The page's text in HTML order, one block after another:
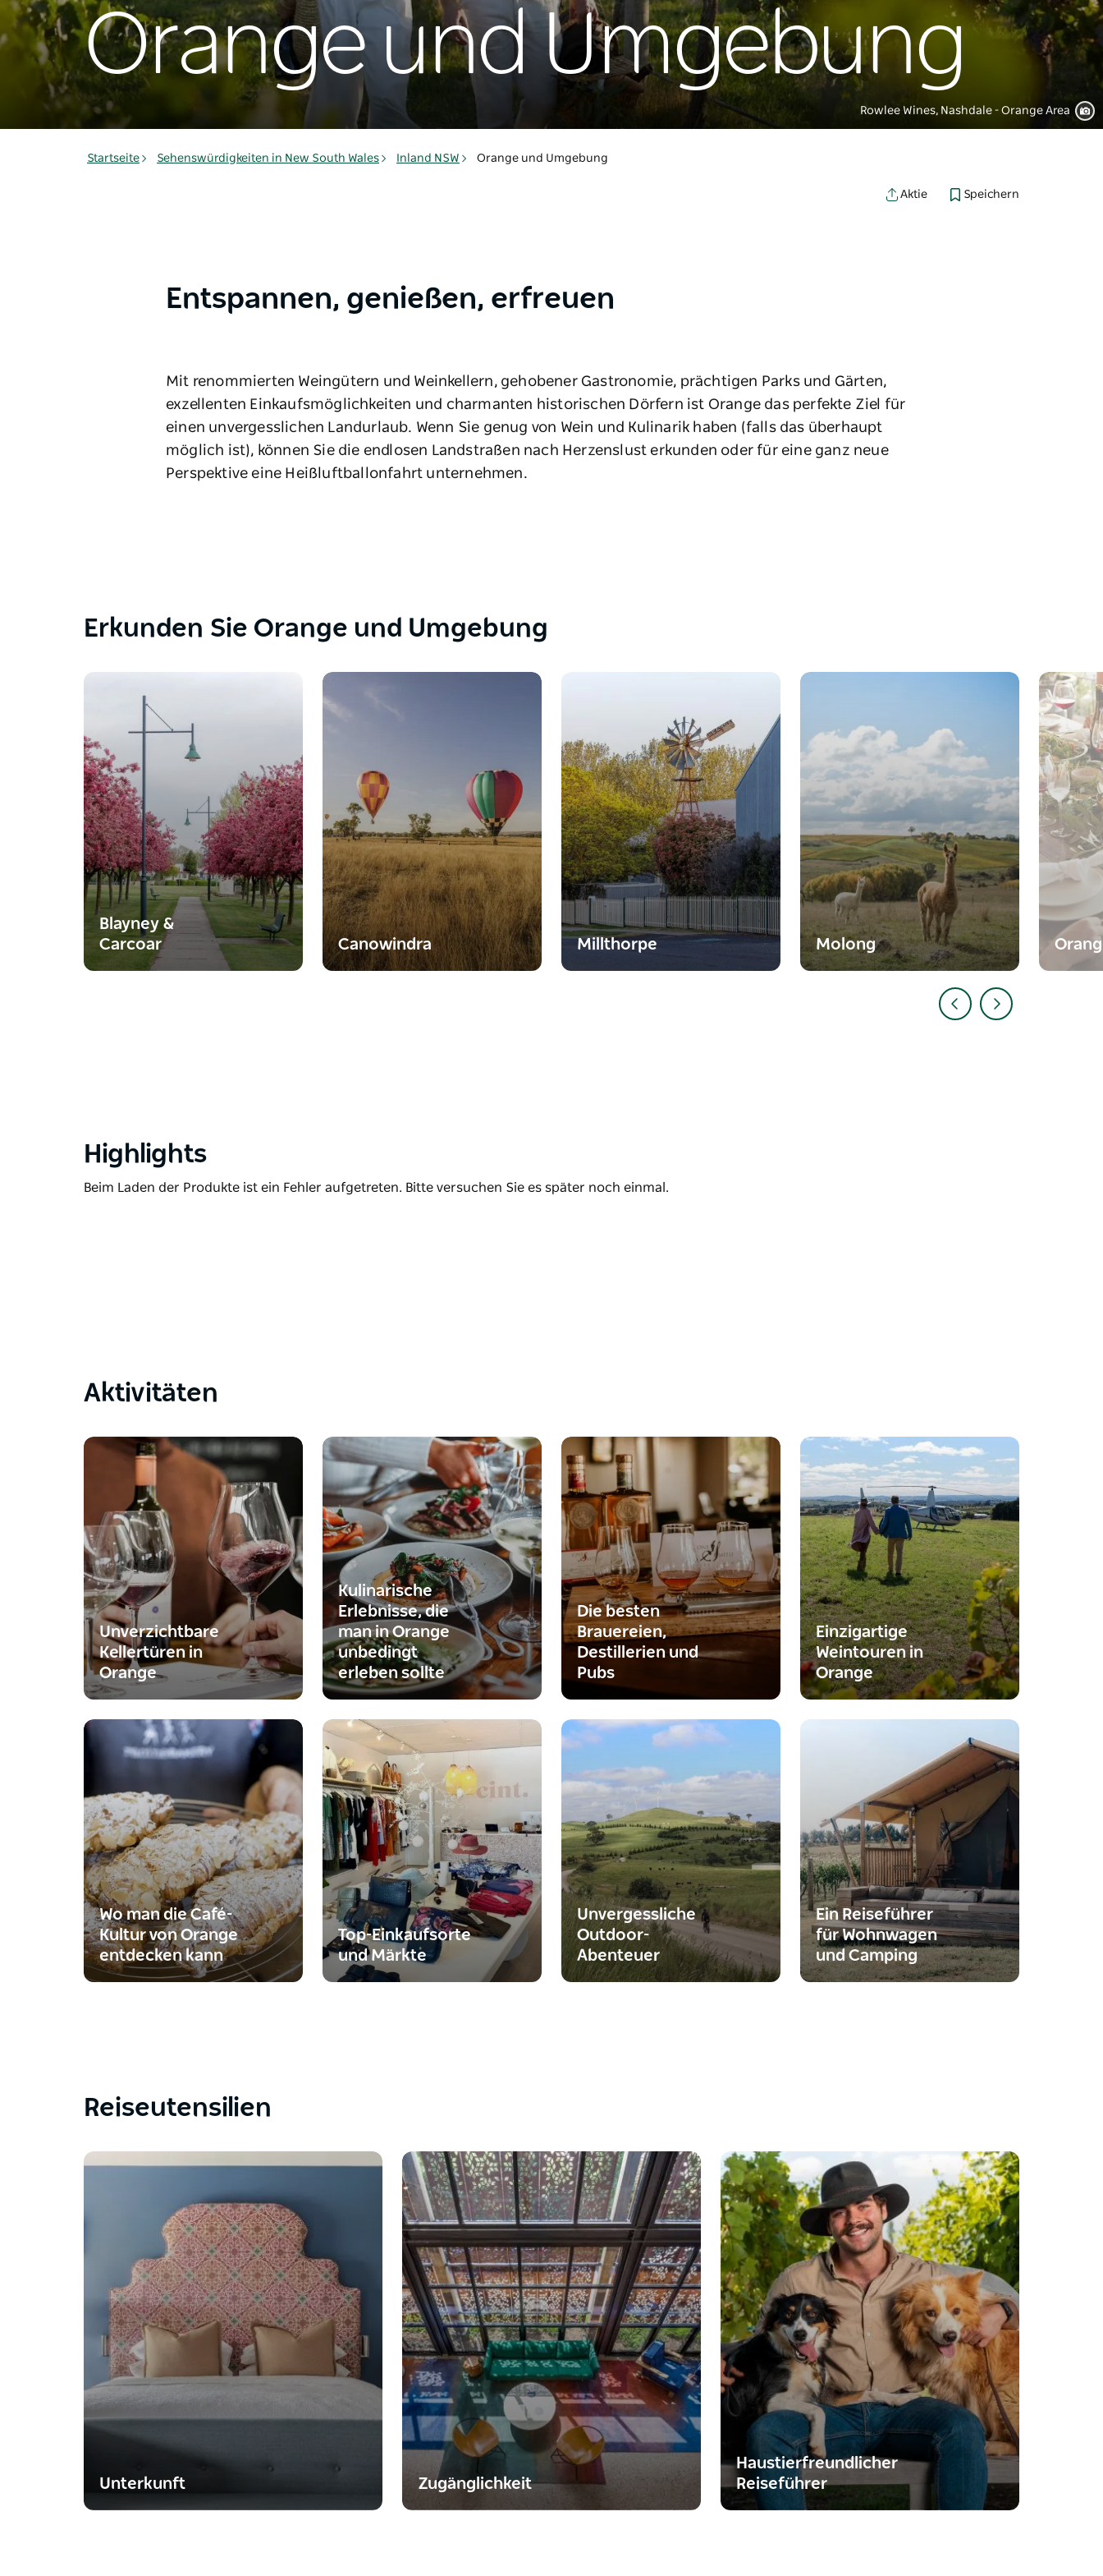
Orange und Umgebung
Rowlee Wines, Nashdale - Orange Area
Startseite Sehenswürdigkeiten in New South Wales Inland NSW Orange und Umgebung
Aktie Speichern
Entspannen, genießen, erfreuen
Mit renommierten Weingütern und Weinkellern, gehobener Gastronomie, prächtigen Parks und Gärten,
exzellenten Einkaufsmöglichkeiten und charmanten historischen Dörfern ist Orange das perfekte Ziel für
einen unvergesslichen Landurlaub. Wenn Sie genug von Wein und Kulinarik haben (falls das überhaupt
möglich ist), können Sie die endlosen Landstraßen nach Herzenslust erkunden oder für eine ganz neue
Perspektive eine Heißluftballonfahrt unternehmen.
Erkunden Sie Orange und Umgebung
Blayney &
Carcoar
Canowindra Millthorpe Molong
Highlights
Beim Laden der Produkte ist ein Fehler aufgetreten. Bitte versuchen Sie es später noch einmal.
Aktivitäten
Unverzichtbare
Kellertüren in
Orange
Kulinarische
Erlebnisse, die
man in Orange
unbedingt
erleben sollte
Die besten
Brauereien,
Destillerien und
Pubs
Einzigartige
Weintouren in
Orange
Wo man die Café-
Kultur von Orange
entdecken kann
Top-Einkaufsorte
und Märkte
Unvergessliche
Outdoor-
Abenteuer
Ein Reiseführer
für Wohnwagen
und Camping
Reiseutensilien
Unterkunft Zugänglichkeit
Haustierfreundlicher
Reiseführer